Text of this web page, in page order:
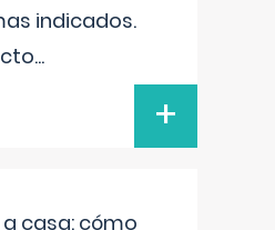
indicados.
...
+
casa: cómo